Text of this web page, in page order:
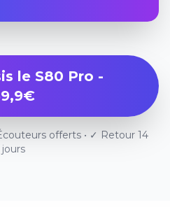
le S80 Pro -
offerts • ✓ Retour 14
jours